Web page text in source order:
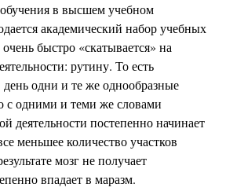
в высшем учебном
академический набор учебных
быстро «скатывается» на
рутину. То есть
одни и те же однообразные
с одними и теми же словами
деятельности постепенно начинает
меньшее количество участков
мозг не получает
впадает в маразм.